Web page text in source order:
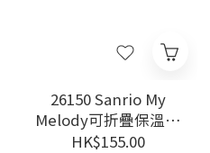
26150 Sanrio My
Melody可折疊保溫購
物袋 #JP-699279
HK$155.00